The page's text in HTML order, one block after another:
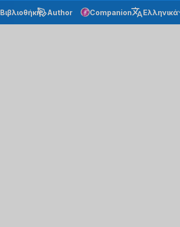
Βιβλιοθήκη Author Companion Ελληνικά